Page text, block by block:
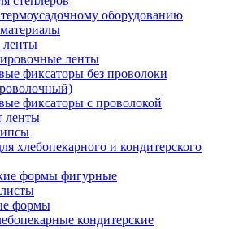
оборудованию
ленты
фиксаторы без проволоки
фиксаторы с проволокой
ленты
хлебопекарного и кондитерского
формы фигурные
формы
кондитерские